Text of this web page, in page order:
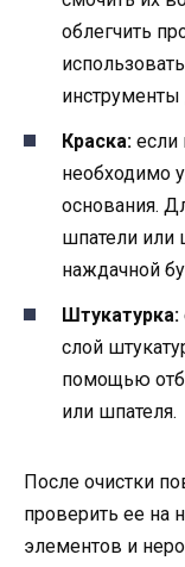
облегчить
инструменты
Краска: если
необходимо
основания.
шпатели
наждачной
Штукатурка:
слой
помощью
или шпателя.
После очистки
проверить ее на
элементов и